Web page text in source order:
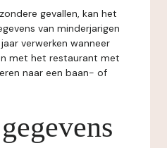
gevallen, kan het
van minderjarigen
verwerken wanneer
met het restaurant met
naar een baan- of